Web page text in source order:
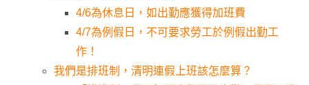
4/6為休息日，如出勤應獲得加班費
4/7為例假日，不可要求勞工於例假出勤工
作！
我們是排班制，清明連假上班該怎麼算？